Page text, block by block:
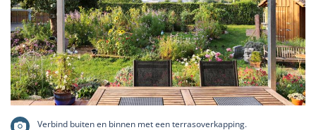
Verbind buiten en binnen met een terrasoverkapping.